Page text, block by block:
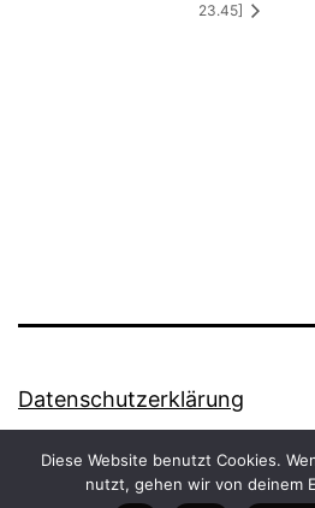
23.45]
Datenschutzerklärung
Stolz präsentiert von
Diese Website benutzt Cookies.
nutzt, gehen wir von deinem